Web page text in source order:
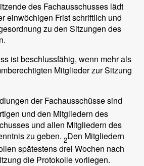
des Fachausschusses lädt
einwöchigen Frist schriftlich und
zu den Sitzungen des
ist beschlussfähig, wenn mehr als
Mitglieder zur Sitzung
der Fachausschüsse sind
und den Mitgliedern des
und allen Mitgliedern des
zu geben. 2Den Mitgliedern
spätestens drei Wochen nach
die Protokolle vorliegen.